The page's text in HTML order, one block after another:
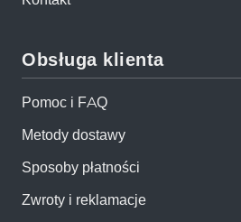
Obsługa klienta
Pomoc i FAQ
Metody dostawy
Sposoby płatności
Zwroty i reklamacje